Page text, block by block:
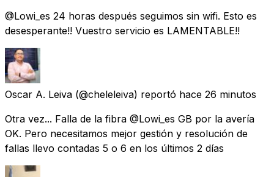
@Lowi_es 24 horas después seguimos sin wifi. Esto es
desesperante!! Vuestro servicio es LAMENTABLE!!
Oscar A. Leiva (@cheleleiva) reportó hace 26 minutos
Otra vez... Falla de la fibra @Lowi_es GB por la avería
OK. Pero necesitamos mejor gestión y resolución de
fallas llevo contadas 5 o 6 en los últimos 2 días